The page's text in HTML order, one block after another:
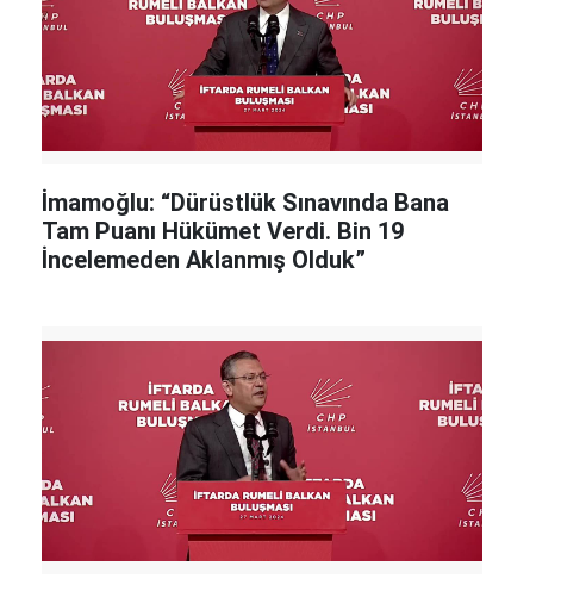
İmamoğlu: “Dürüstlük Sınavında Bana
Tam Puanı Hükümet Verdi. Bin 19
İncelemeden Aklanmış Olduk”